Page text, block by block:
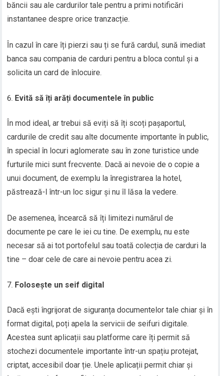
băncii sau ale cardurilor tale pentru a primi notificări
instantanee despre orice tranzacție.
În cazul în care îți pierzi sau ți se fură cardul, sună imediat
banca sau compania de carduri pentru a bloca contul și a
solicita un card de înlocuire.
Evită să îți arăți documentele în public
În mod ideal, ar trebui să eviți să îți scoți pașaportul,
cardurile de credit sau alte documente importante în public,
în special în locuri aglomerate sau în zone turistice unde
furturile mici sunt frecvente. Dacă ai nevoie de o copie a
unui document, de exemplu la înregistrarea la hotel,
păstrează-l într-un loc sigur și nu îl lăsa la vedere.
De asemenea, încearcă să îți limitezi numărul de
documente pe care le iei cu tine. De exemplu, nu este
necesar să ai tot portofelul sau toată colecția de carduri la
tine – doar cele de care ai nevoie pentru acea zi.
Folosește un seif digital
Dacă ești îngrijorat de siguranța documentelor tale chiar și în
format digital, poți apela la servicii de seifuri digitale.
Acestea sunt aplicații sau platforme care îți permit să
stochezi documentele importante într-un spațiu protejat,
criptat, accesibil doar ție. Unele aplicații permit chiar și